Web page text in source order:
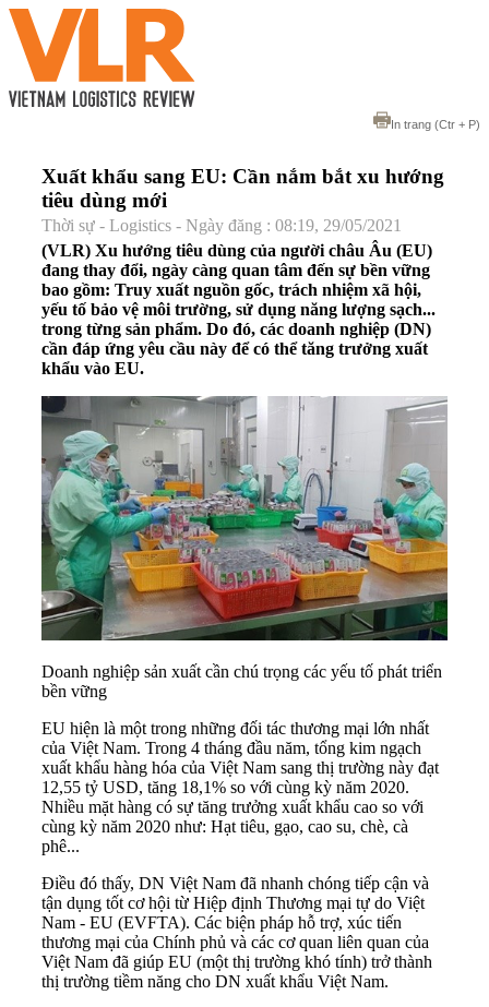
In trang (Ctr + P)
Xuất khẩu sang EU: Cần nắm bắt xu hướng
tiêu dùng mới
Thời sự - Logistics - Ngày đăng : 08:19, 29/05/2021
(VLR) Xu hướng tiêu dùng của người châu Âu (EU)
đang thay đổi, ngày càng quan tâm đến sự bền vững
bao gồm: Truy xuất nguồn gốc, trách nhiệm xã hội,
yếu tố bảo vệ môi trường, sử dụng năng lượng sạch...
trong từng sản phẩm. Do đó, các doanh nghiệp (DN)
cần đáp ứng yêu cầu này để có thể tăng trưởng xuất
khẩu vào EU.
Doanh nghiệp sản xuất cần chú trọng các yếu tố phát triển
bền vững
EU hiện là một trong những đối tác thương mại lớn nhất
của Việt Nam. Trong 4 tháng đầu năm, tổng kim ngạch
xuất khẩu hàng hóa của Việt Nam sang thị trường này đạt
12,55 tỷ USD, tăng 18,1% so với cùng kỳ năm 2020.
Nhiều mặt hàng có sự tăng trưởng xuất khẩu cao so với
cùng kỳ năm 2020 như: Hạt tiêu, gạo, cao su, chè, cà
phê...
Điều đó thấy, DN Việt Nam đã nhanh chóng tiếp cận và
tận dụng tốt cơ hội từ Hiệp định Thương mại tự do Việt
Nam - EU (EVFTA). Các biện pháp hỗ trợ, xúc tiến
thương mại của Chính phủ và các cơ quan liên quan của
Việt Nam đã giúp EU (một thị trường khó tính) trở thành
thị trường tiềm năng cho DN xuất khẩu Việt Nam.